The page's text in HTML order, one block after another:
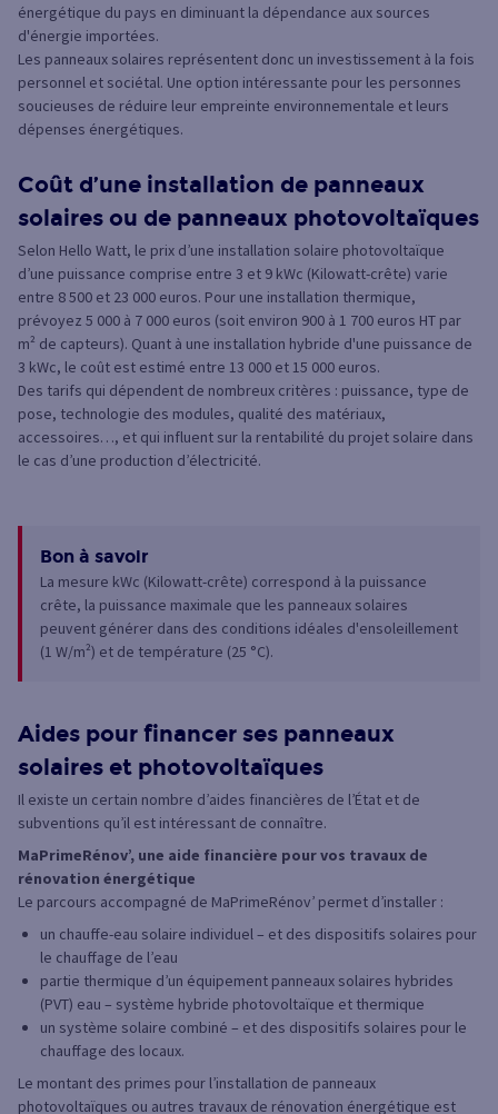
énergétique du pays en diminuant la dépendance aux sources
d'énergie importées.
Les panneaux solaires représentent donc un investissement à la fois
personnel et sociétal. Une option intéressante pour les personnes
soucieuses de réduire leur empreinte environnementale et leurs
dépenses énergétiques.
Coût d’une installation de panneaux
solaires ou de panneaux photovoltaïques
Selon Hello Watt, le prix d’une installation solaire photovoltaïque
d’une puissance comprise entre 3 et 9 kWc (Kilowatt-crête) varie
entre 8 500 et 23 000 euros. Pour une installation thermique,
prévoyez 5 000 à 7 000 euros (soit environ 900 à 1 700 euros HT par
m² de capteurs). Quant à une installation hybride d'une puissance de
3 kWc, le coût est estimé entre 13 000 et 15 000 euros.
Des tarifs qui dépendent de nombreux critères : puissance, type de
pose, technologie des modules, qualité des matériaux,
accessoires…, et qui influent sur la rentabilité du projet solaire dans
le cas d’une production d’électricité.
Bon à savoir
La mesure kWc (Kilowatt-crête) correspond à la puissance
crête, la puissance maximale que les panneaux solaires
peuvent générer dans des conditions idéales d'ensoleillement
(1 W/m²) et de température (25 °C).
Aides pour financer ses panneaux
solaires et photovoltaïques
Il existe un certain nombre d’aides financières de l’État et de
subventions qu’il est intéressant de connaître.
MaPrimeRénov’, une aide financière pour vos travaux de
rénovation énergétique
Le parcours accompagné de MaPrimeRénov’ permet d’installer :
un chauffe-eau solaire individuel – et des dispositifs solaires pour
le chauffage de l’eau
partie thermique d’un équipement panneaux solaires hybrides
(PVT) eau – système hybride photovoltaïque et thermique
un système solaire combiné – et des dispositifs solaires pour le
chauffage des locaux.
Le montant des primes pour l’installation de panneaux
photovoltaïques ou autres travaux de rénovation énergétique est